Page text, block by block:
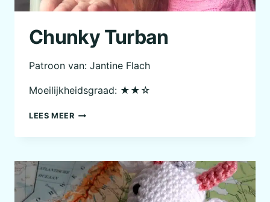
Chunky Turban
Patroon van: Jantine Flach
Moeilijkheidsgraad: ★★☆
LEES MEERCHUNKY